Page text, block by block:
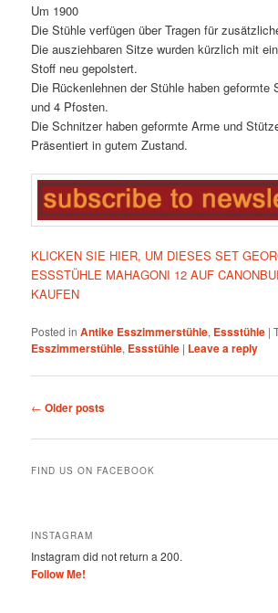
Um 1900
Die Stühle verfügen über Tragen für
Die ausziehbaren Sitze wurden kürzlich mit
Stoff neu gepolstert.
Die Rückenlehnen der Stühle haben geformte
und 4 Pfosten.
Die Schnitzer haben geformte Arme und
Präsentiert in gutem Zustand.
KLICKEN SIE HIER, UM DIESES SET
ESSSTÜHLE MAHAGONI 12 AUF
KAUFEN
Posted in Antike Esszimmerstühle, Essstühle |
Esszimmerstühle, Essstühle | Leave a reply
Post
← Older posts
FIND US ON FACEBOOK
INSTAGRAM
Instagram did not return a 200.
Follow Me!